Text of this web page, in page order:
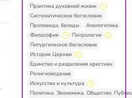
Практика духовной жизни
Систематическое богословие
Проповеди, беседы
Апологетика
Философия
Патрология
Литургическое богословие
История Церкви
Единство и разделения христиан
Религиоведение
Искусство и культура
Политика. Экономика. Общество.